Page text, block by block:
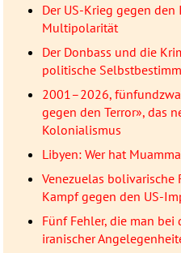
Der US-Krieg gegen
Multipolarität
Der Donbass und die
politische
2001–2026,
gegen den Terror», das
Kolonialismus
Libyen: Wer hat
Venezuelas
Kampf gegen den US-
Fünf Fehler, die man bei
iranischer